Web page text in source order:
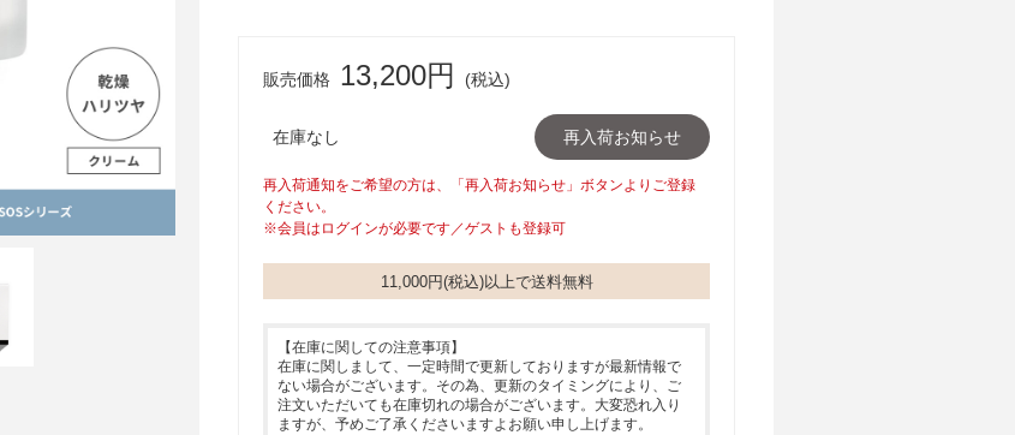
販売価格 13,200円 (税込)
在庫なし 再入荷お知らせ
再入荷通知をご希望の方は、「再入荷お知らせ」ボタンよりご登録
ください。
※会員はログインが必要です／ゲストも登録可
11,000円(税込)以上で送料無料
【在庫に関しての注意事項】
在庫に関しまして、一定時間で更新しておりますが最新情報で
ない場合がございます。その為、更新のタイミングにより、ご
注文いただいても在庫切れの場合がございます。大変恐れ入り
ますが、予めご了承くださいますよお願い申し上げます。